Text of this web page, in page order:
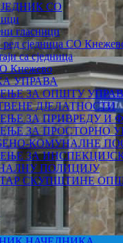
СО
гласници
сједница СО
са сједница
Кнежево
УПРАВА
ЗА ОПШТУ
ДЈЕЛАТНОСТИ
ЗА ПРИВРЕДУ И
ЗА ПРОСТОРНО
КОМУНАЛНЕ
ЗА
ПОЛИЦИЈУ
СКУПШТИНЕ